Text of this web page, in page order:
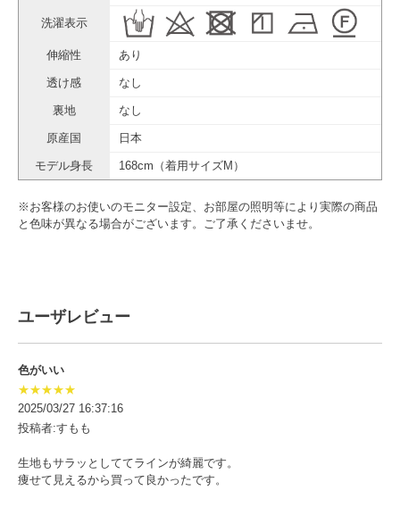
洗濯表示
伸縮性 あり
透け感 なし
裏地 なし
原産国 日本
モデル身長 168cm（着用サイズM）
※お客様のお使いのモニター設定、お部屋の照明等により実際の商品
と色味が異なる場合がございます。ご了承くださいませ。
ユーザレビュー
色がいい
★★★★★
2025/03/27 16:37:16
投稿者:すもも
生地もサラッとしててラインが綺麗です。
痩せて見えるから買って良かったです。